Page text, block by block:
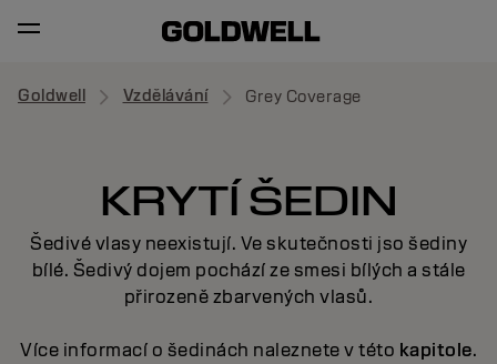
Goldwell Vzdělávání Grey Coverage
KRYTÍ ŠEDIN
Šedivé vlasy neexistují. Ve skutečnosti jso šediny
bílé. Šedivý dojem pochází ze smesi bílých a stále
přirozeně zbarvených vlasů.
Více informací o šedinách naleznete v této kapitole.